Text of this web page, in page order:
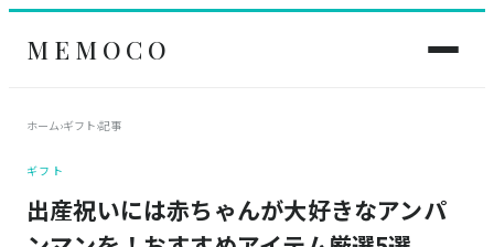
MEMOCO
ホーム›ギフト›記事
ギフト
出産祝いには赤ちゃんが大好きなアンパ